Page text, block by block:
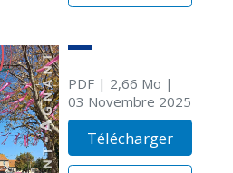
PDF| 2,66 Mo |
03 Novembre 2025
Télécharger